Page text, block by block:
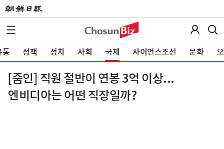
통 정책 정치 사회 국제 사이언스조선 문화
[줌인] 직원 절반이 연봉 3억 이상...
엔비디아는 어떤 직장일까?